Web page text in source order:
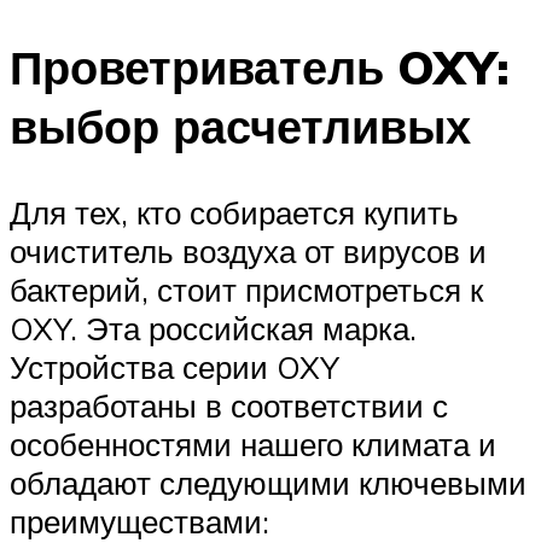
Проветриватель OXY:
выбор расчетливых
Для тех, кто собирается купить
очиститель воздуха от вирусов и
бактерий, стоит присмотреться к
OXY. Эта российская марка.
Устройства серии OXY
разработаны в соответствии с
особенностями нашего климата и
обладают следующими ключевыми
преимуществами: